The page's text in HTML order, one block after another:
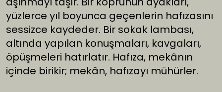
yüzlerce yıl boyunca geçenlerin hafızasını
sessizce kaydeder. Bir sokak lambası,
altında yapılan konuşmaları, kavgaları,
öpüşmeleri hatırlatır. Hafıza, mekânın
içinde birikir; mekân, hafızayı mühürler.